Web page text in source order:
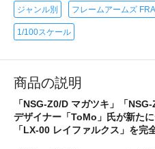
ジャンル別 フレームアームズ
1/100スケール
商品の説明
「NSG-Z0/D マガツキ」「
デザイナー「ToMo」氏が新た
「LX-00 レイファルクス」を完